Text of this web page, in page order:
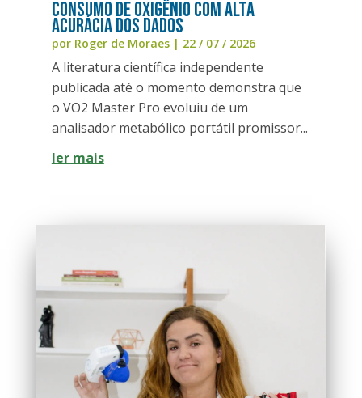
CONSUMO DE OXIGÊNIO COM ALTA
ACURÁCIA DOS DADOS
por Roger de Moraes| 22 / 07 / 2026
A literatura científica independente
publicada até o momento demonstra que
o VO2 Master Pro evoluiu de um
analisador metabólico portátil promissor...
ler mais